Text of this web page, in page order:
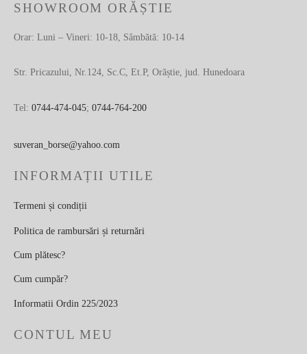
SHOWROOM ORĂȘTIE
Orar: Luni – Vineri: 10-18, Sâmbătă: 10-14
Str. Pricazului, Nr.124, Sc.C, Et.P, Orăștie, jud. Hunedoara
Tel: 0744-474-045; 0744-764-200
suveran_borse@yahoo.com
INFORMAȚII UTILE
Termeni și condiții
Politica de rambursări și returnări
Cum plătesc?
Cum cumpăr?
Informatii Ordin 225/2023
CONTUL MEU